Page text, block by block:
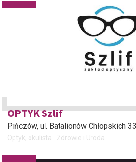
OPTYK Szlif
Pińczów, ul. Batalionów Chłopskich 33
Optyk, okulista Zdrowie i Uroda